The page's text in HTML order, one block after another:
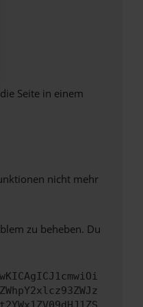
Seite in einem
nicht mehr
zu beheben. Du